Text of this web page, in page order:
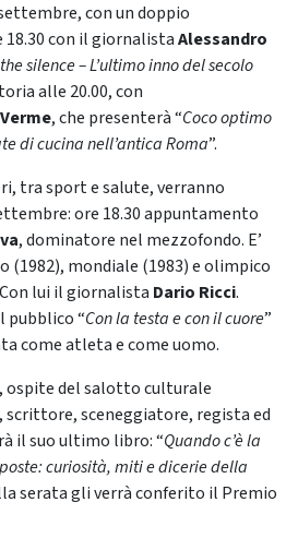
con un doppio
con il giornalistaAlessandro
silence – L’ultimo inno del secolo
alle 20.00, con
, che presenterà “Coco optimo
di cucina nell’antica Roma”.
tra sport e salute, verranno
ore 18.30 appuntamento
, dominatore nel mezzofondo. E’
(1982), mondiale (1983) e olimpico
lui il giornalista Dario Ricci.
pubblico “Con la testa e con il cuore”
come atleta e come uomo.
ospite del salotto culturale
, scrittore, sceneggiatore, regista ed
il suo ultimo libro: “Quando c’è la
curiosità, miti e dicerie della
serata gli verrà conferito il Premio